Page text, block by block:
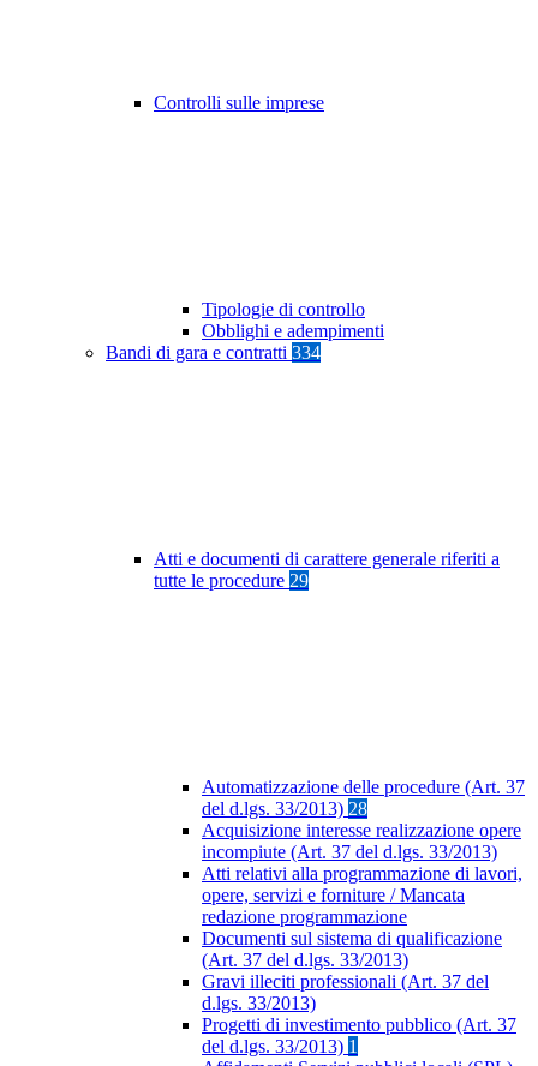
Controlli sulle imprese
Tipologie di controllo
Obblighi e adempimenti
Bandi di gara e contratti 334
Atti e documenti di carattere generale riferiti a
tutte le procedure 29
Automatizzazione delle procedure (Art. 37
del d.lgs. 33/2013) 28
Acquisizione interesse realizzazione opere
incompiute (Art. 37 del d.lgs. 33/2013)
Atti relativi alla programmazione di lavori,
opere, servizi e forniture / Mancata
redazione programmazione
Documenti sul sistema di qualificazione
(Art. 37 del d.lgs. 33/2013)
Gravi illeciti professionali (Art. 37 del
d.lgs. 33/2013)
Progetti di investimento pubblico (Art. 37
del d.lgs. 33/2013) 1